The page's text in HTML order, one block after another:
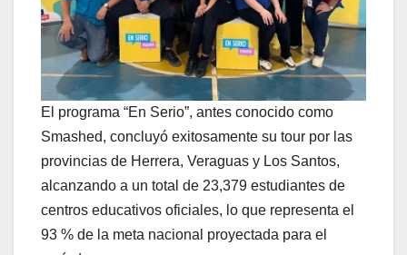
El programa “En Serio”, antes conocido como
Smashed, concluyó exitosamente su tour por las
provincias de Herrera, Veraguas y Los Santos,
alcanzando a un total de 23,379 estudiantes de
centros educativos oficiales, lo que representa el
93 % de la meta nacional proyectada para el